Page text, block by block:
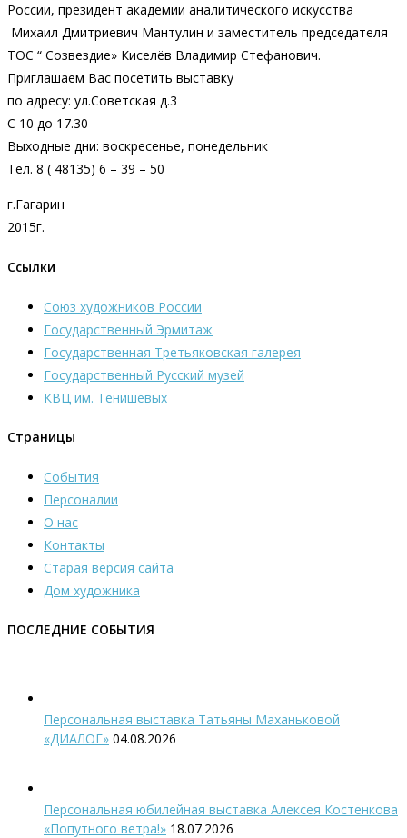
России, президент академии аналитического искусства
Михаил Дмитриевич Мантулин и заместитель председателя
ТОС “ Созвездие» Киселёв Владимир Стефанович.
Приглашаем Вас посетить выставку
по адресу: ул.Советская д.3
С 10 до 17.30
Выходные дни: воскресенье, понедельник
Тел. 8 ( 48135) 6 – 39 – 50
г.Гагарин
2015г.
Ссылки
Союз художников России
Государственный Эрмитаж
Государственная Третьяковская галерея
Государственный Русский музей
КВЦ им. Тенишевых
Страницы
События
Персоналии
О нас
Контакты
Старая версия сайта
Дом художника
ПОСЛЕДНИЕ СОБЫТИЯ
Персональная выставка Татьяны Маханьковой
«ДИАЛОГ» 04.08.2026
Персональная юбилейная выставка Алексея Костенкова
«Попутного ветра!» 18.07.2026